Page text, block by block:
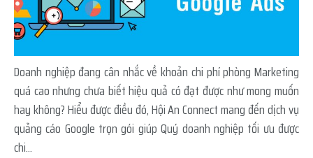
Doanh nghiệp đang cân nhắc về khoản chi phí phòng Marketing
quá cao nhưng chưa biết hiệu quả có đạt được như mong muốn
hay không? Hiểu được điều đó, Hội An Connect mang đến dịch vụ
quảng cáo Google trọn gói giúp Quý doanh nghiệp tối ưu được
chi...